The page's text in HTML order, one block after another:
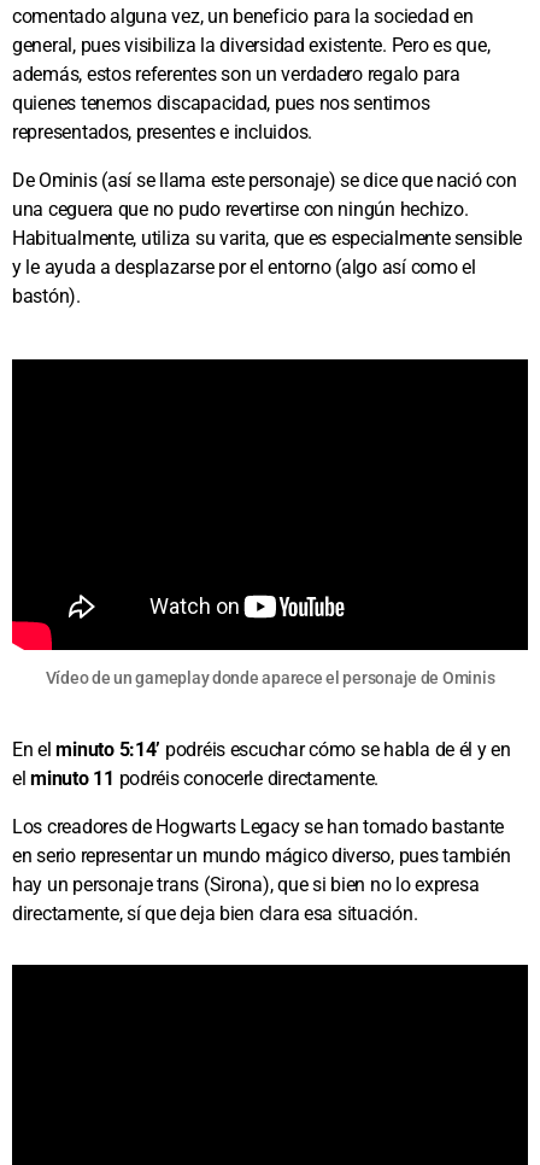
comentado alguna vez, un beneficio para la sociedad en
general, pues visibiliza la diversidad existente. Pero es que,
además, estos referentes son un verdadero regalo para
quienes tenemos discapacidad, pues nos sentimos
representados, presentes e incluidos.
De Ominis (así se llama este personaje) se dice que nació con
una ceguera que no pudo revertirse con ningún hechizo.
Habitualmente, utiliza su varita, que es especialmente sensible
y le ayuda a desplazarse por el entorno (algo así como el
bastón).
Vídeo de un gameplay donde aparece el personaje de Ominis
En elminuto 5:14’ podréis escuchar cómo se habla de él y en
elminuto 11 podréis conocerle directamente.
Los creadores de Hogwarts Legacy se han tomado bastante
en serio representar un mundo mágico diverso, pues también
hay un personaje trans (Sirona), que si bien no lo expresa
directamente, sí que deja bien clara esa situación.